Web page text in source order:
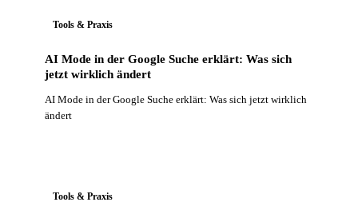
Tools & Praxis
AI Mode in der Google Suche erklärt: Was sich
jetzt wirklich ändert
AI Mode in der Google Suche erklärt: Was sich jetzt wirklich
ändert
Tools & Praxis